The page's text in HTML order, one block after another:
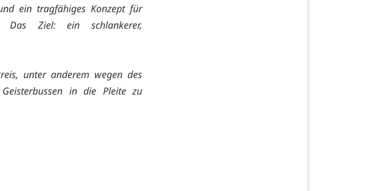
ein tragfähiges Konzept für
Das Ziel: ein schlankerer,
unter anderem wegen des
in die Pleite zu